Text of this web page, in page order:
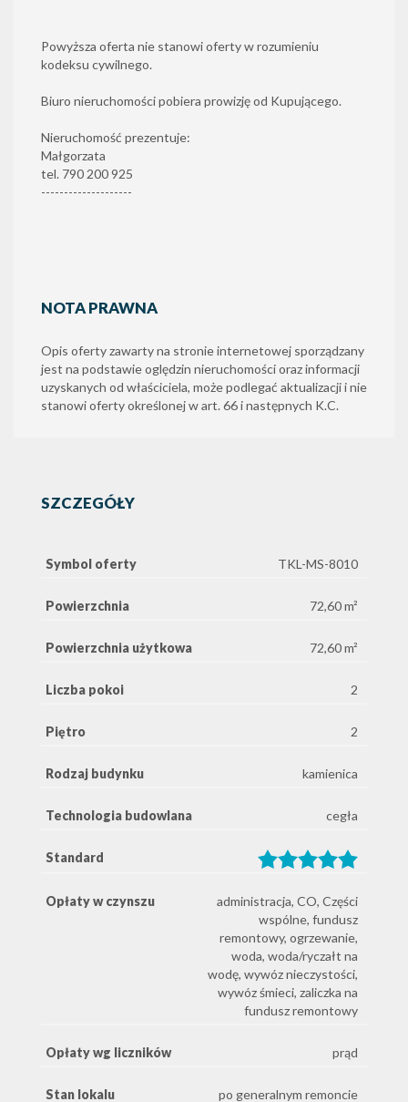
Powyższa oferta nie stanowi oferty w rozumieniu
kodeksu cywilnego.
Biuro nieruchomości pobiera prowizję od Kupującego.
Nieruchomość prezentuje:
Małgorzata
tel. 790 200 925
--------------------
NOTA PRAWNA
Opis oferty zawarty na stronie internetowej sporządzany
jest na podstawie oględzin nieruchomości oraz informacji
uzyskanych od właściciela, może podlegać aktualizacji i nie
stanowi oferty określonej w art. 66 i następnych K.C.
SZCZEGÓŁY
Symbol oferty TKL-MS-8010
Powierzchnia 72,60 m²
Powierzchnia użytkowa 72,60 m²
Liczba pokoi 2
Piętro 2
Rodzaj budynku kamienica
Technologia budowlana cegła
Standard
Opłaty w czynszu
administracja, CO, Części
wspólne, fundusz
remontowy, ogrzewanie,
woda, woda/ryczałt na
wodę, wywóz nieczystości,
wywóz śmieci, zaliczka na
fundusz remontowy
Opłaty wg liczników prąd
Stan lokalu po generalnym remoncie